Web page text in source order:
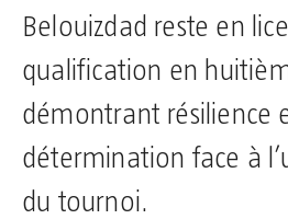
Belouizdad reste en
qualification en
démontrant résilience
détermination face à
du tournoi.